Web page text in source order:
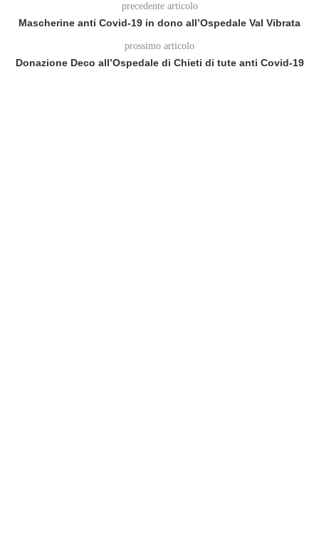
precedente articolo
Mascherine anti Covid-19 in dono all’Ospedale Val Vibrata
prossimo articolo
Donazione Deco all’Ospedale di Chieti di tute anti Covid-19